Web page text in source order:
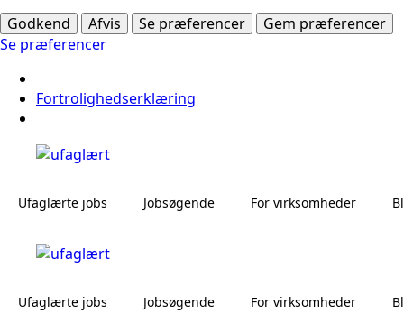
Godkend
Afvis Se præferencer
Gem præferencer
Se præferencer
Fortrolighedserklæring
Ufaglærte jobs Jobsøgende For virksomheder
Ufaglærte jobs Jobsøgende For virksomheder